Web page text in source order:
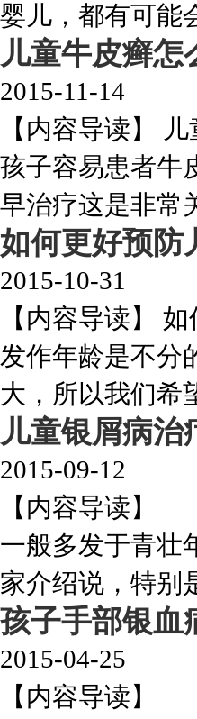
婴儿，都有可能
儿童牛皮癣怎
2015-11-14
【内容导读】
孩子容易患者牛
早治疗这是非常
如何更好预防
2015-10-31
【内容导读】
发作年龄是不分
大，所以我们希
儿童银屑病治
2015-09-12
【内容导读】
一般多发于青壮
家介绍说，特别
孩子手部银血
2015-04-25
【内容导读】